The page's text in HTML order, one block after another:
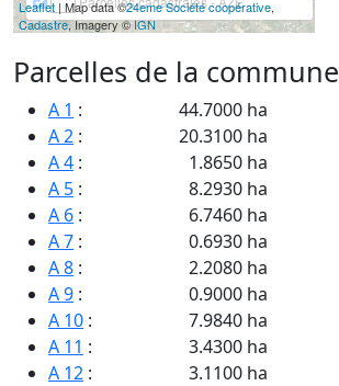
Leaflet | Map data ©24eme Société coopérative,
Cadastre, Imagery ©IGN
Parcelles de la commune
A 1 :
44.7000 ha
A 2 :
20.3100 ha
A 4 :
1.8650 ha
A 5 :
8.2930 ha
A 6 :
6.7460 ha
A 7 :
0.6930 ha
A 8 :
2.2080 ha
A 9 :
0.9000 ha
A 10 :
7.9840 ha
A 11 :
3.4300 ha
A 12 :
3.1100 ha